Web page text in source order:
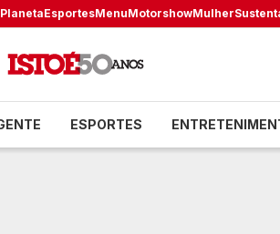
PlanetaEsportesMenuMotorshowMulher
ESPORTES